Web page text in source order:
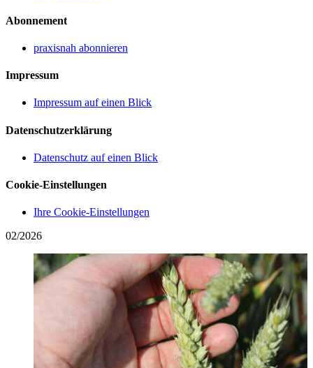
Abonnement
praxisnah abonnieren
Impressum
Impressum auf einen Blick
Datenschutzerklärung
Datenschutz auf einen Blick
Cookie-Einstellungen
Ihre Cookie-Einstellungen
02/2026